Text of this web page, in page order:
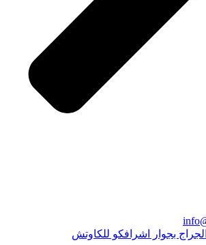
بجوار اشرافكو للكاوتش